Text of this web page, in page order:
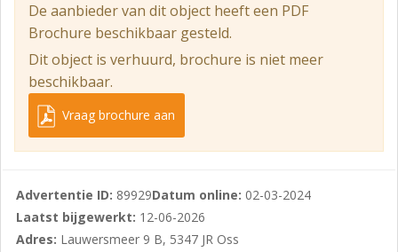
Object
Deze kantoorunit maakt onderdeel uit van een modern
kantoorverzamelgebouw in drie bouwlagen. Op de
eerste verdieping (rechts) is thans een geheel eigen
kantoorunit voor de verhuur beschikbaar. De unit
heeft een vloeroppervlakte van circa 165 m² (inclusief
het gemeenschappelijk gebruik van de pantry en
begane grond). Huurder kan tevens gebruik maken
van een grote (gemeenschappelijke) spreekruimte op
de begane grond.
De aanbieder van dit object heeft een PDF
Brochure beschikbaar gesteld.
Dit object is verhuurd, brochure is niet meer
beschikbaar.
Vraag brochure aan
Advertentie ID: 89929Datum online: 02-03-2024
Laatst bijgewerkt: 12-06-2026
Adres: Lauwersmeer 9 B, 5347 JR Oss